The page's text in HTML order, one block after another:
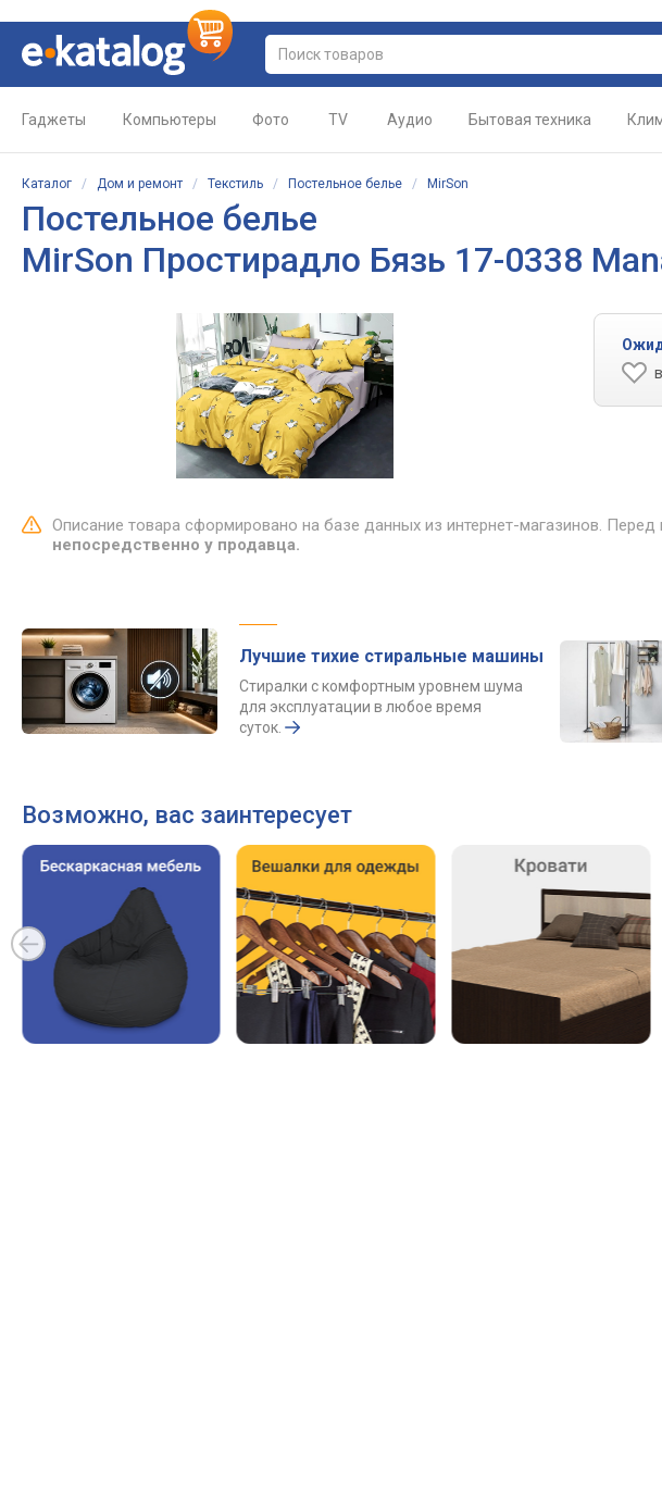
Гаджеты Компьютеры Фото TV Аудио Бытовая техника
Каталог / Дом и ремонт / Текстиль / Постельное белье / MirSon
Постельное белье
MirSon Простирадло Бязь 17-0338
Описание товара сформировано на базе данных из интернет-магазинов. Перед
непосредственно у продавца.
Лучшие тихие стиральные машины
Стиралки с комфортным уровнем шума
для эксплуатации в любое время
суток.
Возможно, вас заинтересует